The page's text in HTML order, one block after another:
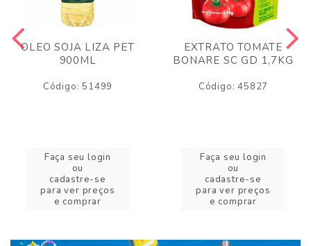
OLEO SOJA LIZA PET
900ML
Código: 51499
Faça seu login
ou
cadastre-se
para ver preços
e comprar
EXTRATO TOMATE
BONARE SC GD 1,7KG
Código: 45827
Faça seu login
ou
cadastre-se
para ver preços
e comprar